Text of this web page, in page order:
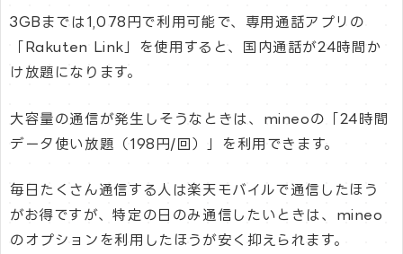
3GBまでは1,078円で利用可能で、専用通話アプリの
「Rakuten Link」を使用すると、国内通話が24時間か
け放題になります。
大容量の通信が発生しそうなときは、mineoの「24時間
データ使い放題（198円/回）」を利用できます。
毎日たくさん通信する人は楽天モバイルで通信したほう
がお得ですが、特定の日のみ通信したいときは、mineo
のオプションを利用したほうが安く抑えられます。